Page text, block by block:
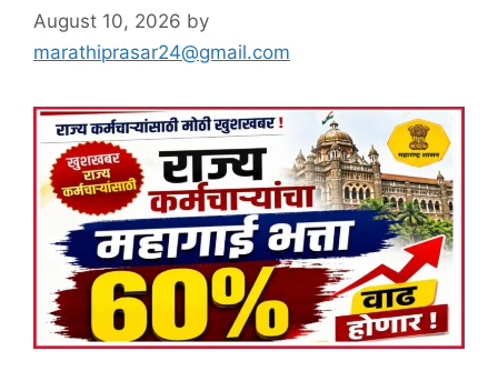
August 10, 2026 by
marathiprasar24@gmail.com